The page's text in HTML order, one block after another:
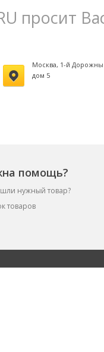
просит
Москва, 1-й
дом 5
помощь?
нужный товар?
товаров